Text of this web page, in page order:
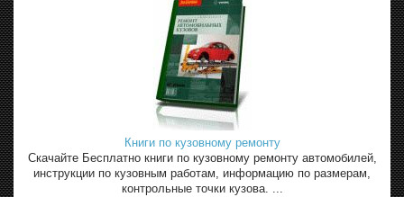
Книги по кузовному ремонту
Скачайте Бесплатно книги по кузовному ремонту автомобилей,
инструкции по кузовным работам, информацию по размерам,
контрольные точки кузова. ...